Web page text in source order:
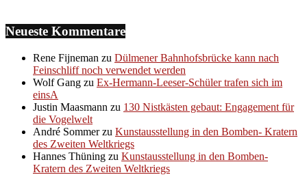
Neueste Kommentare
Rene Fijneman zu Dülmener Bahnhofsbrücke kann nach
Feinschliff noch verwendet werden
Wolf Gang zu Ex-Hermann-Leeser-Schüler trafen sich im
einsA
Justin Maasmann zu 130 Nistkästen gebaut: Engagement für
die Vogelwelt
André Sommerzu Kunstausstellung in den Bomben- Kratern
des Zweiten Weltkriegs
Hannes Thüning zu Kunstausstellung in den Bomben-
Kratern des Zweiten Weltkriegs